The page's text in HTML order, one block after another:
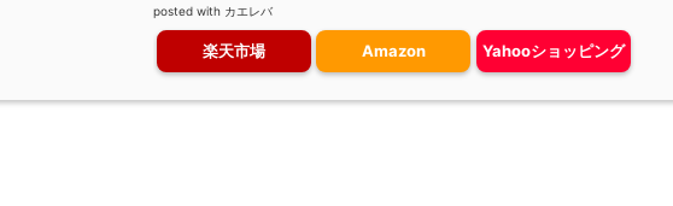
posted with カエレバ
楽天市場 Amazon Yahooショッピング